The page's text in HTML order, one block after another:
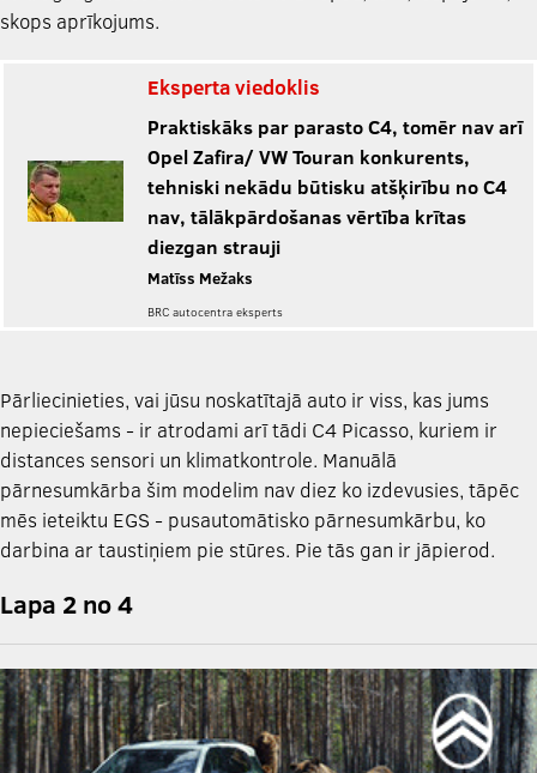
skops aprīkojums.
Eksperta viedoklis
Praktiskāks par parasto C4, tomēr nav arī
Opel Zafira/ VW Touran konkurents,
tehniski nekādu būtisku atšķirību no C4
nav, tālākpārdošanas vērtība krītas
diezgan strauji
Matīss Mežaks
BRC autocentra eksperts
Pārliecinieties, vai jūsu noskatītajā auto ir viss, kas jums
nepieciešams - ir atrodami arī tādi C4 Picasso, kuriem ir
distances sensori un klimatkontrole. Manuālā
pārnesumkārba šim modelim nav diez ko izdevusies, tāpēc
mēs ieteiktu EGS - pusautomātisko pārnesumkārbu, ko
darbina ar taustiņiem pie stūres. Pie tās gan ir jāpierod.
Lapa 2 no 4